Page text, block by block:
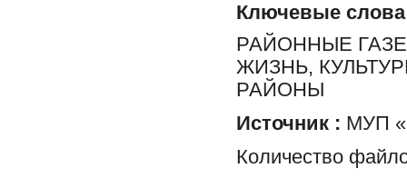
Ключевые слова
РАЙОННЫЕ
ЖИЗНЬ,
РАЙОНЫ
Источник : МУП
Количество